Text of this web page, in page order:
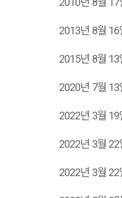
2013년 8월 16
2015년 8월 13
2020년 7월 13
2022년 3월 19
2022년 3월 22
2022년 3월 22